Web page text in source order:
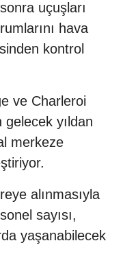
uçuşları
hava
kontrol
ve Charleroi
gelecek yıldan
merkeze
alınmasıyla
sayısı,
yaşanabilecek